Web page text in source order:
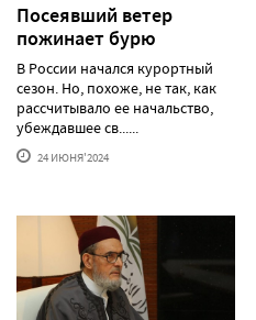
Посеявший ветер
пожинает бурю
В России начался курортный
сезон. Но, похоже, не так, как
рассчитывало ее начальство,
убеждавшее св......
24 ИЮНЯ'2024